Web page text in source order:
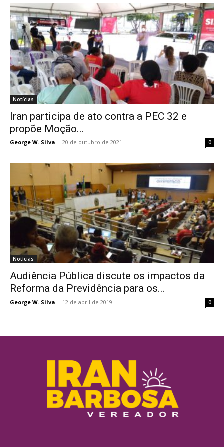
Notícias
Iran participa de ato contra a PEC 32 e
propõe Moção...
George W. Silva - 20 de outubro de 2021 0
Notícias
Audiência Pública discute os impactos da
Reforma da Previdência para os...
George W. Silva - 12 de abril de 2019 0